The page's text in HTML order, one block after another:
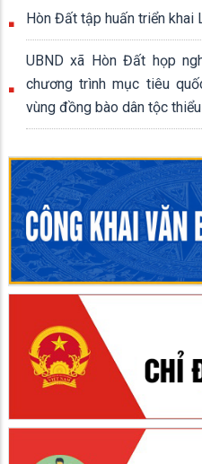
Hòn Đất tập huấn triển khai
UBND xã Hòn Đất họp
chương trình mục tiêu
vùng đồng bào dân tộc